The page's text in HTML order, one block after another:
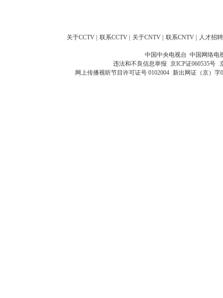
关于CCTV 联系CCTV 关于CNTV 联系CNTV 人才招聘
中国中央电视台 中国网络电
违法和不良信息举报 京ICP证060535号
网上传播视听节目许可证号 0102004 新出网证（京）